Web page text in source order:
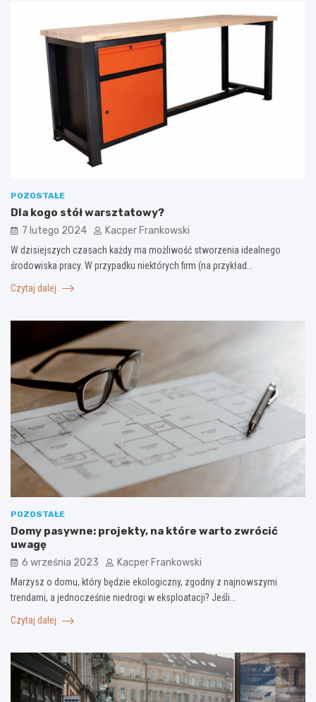
POZOSTAŁE
Dla kogo stół warsztatowy?
7 lutego 2024 Kacper Frankowski
W dzisiejszych czasach każdy ma możliwość stworzenia idealnego
środowiska pracy. W przypadku niektórych firm (na przykład…
Czytaj dalej
POZOSTAŁE
Domy pasywne: projekty, na które warto zwrócić
uwagę
6 września 2023 Kacper Frankowski
Marzysz o domu, który będzie ekologiczny, zgodny z najnowszymi
trendami, a jednocześnie niedrogi w eksploatacji? Jeśli…
Czytaj dalej